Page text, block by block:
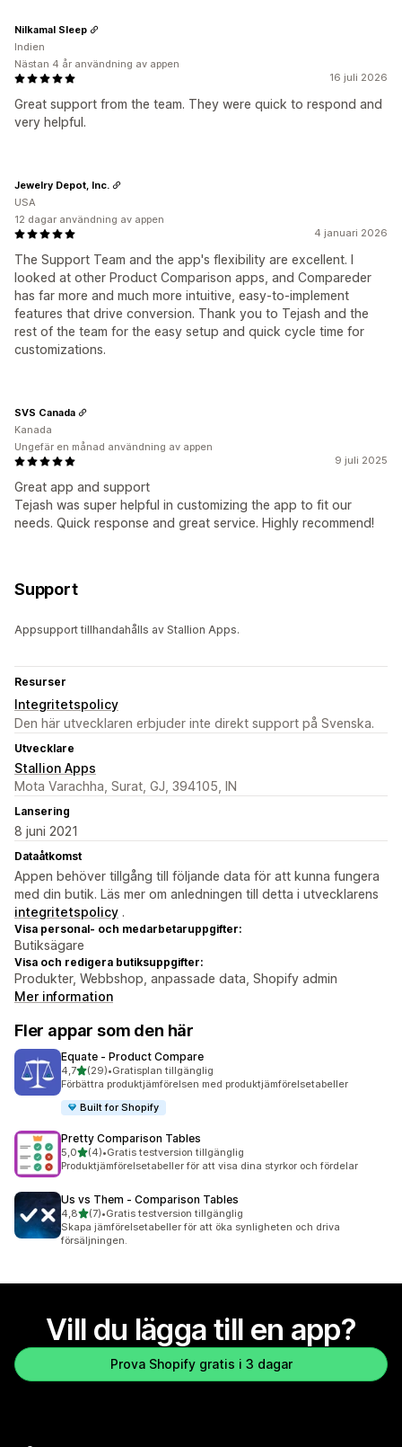
16 juli 2026
Great support from the team. They were quick to respond and
very helpful.
Nilkamal Sleep
Indien
Nästan 4 år användning av appen
4 januari 2026
The Support Team and the app's flexibility are excellent. I
looked at other Product Comparison apps, and Compareder
has far more and much more intuitive, easy-to-implement
features that drive conversion. Thank you to Tejash and the
rest of the team for the easy setup and quick cycle time for
customizations.
Jewelry Depot, Inc.
USA
12 dagar användning av appen
9 juli 2025
Great app and support
Tejash was super helpful in customizing the app to fit our
needs. Quick response and great service. Highly recommend!
SVS Canada
Kanada
Ungefär en månad användning av appen
Support
Appsupport tillhandahålls av Stallion Apps.
Resurser
Integritetspolicy
Den här utvecklaren erbjuder inte direkt support på Svenska.
Utvecklare
Stallion Apps
Mota Varachha, Surat, GJ, 394105, IN
Lansering
8 juni 2021
Dataåtkomst
Appen behöver tillgång till följande data för att kunna fungera
med din butik. Läs mer om anledningen till detta i utvecklarens
integritetspolicy .
Visa personal- och medarbetaruppgifter:
Butiksägare
Visa och redigera butiksuppgifter:
Produkter, Webbshop, anpassade data, Shopify admin
Mer information
Fler appar som den här
Equate ‑ Product Compare
4,7av 5 stjärnor
(29)
29 recensioner totalt
•Gratisplan tillgänglig
Förbättra produktjämförelsen med produktjämförelsetabeller
Built for Shopify
Pretty Comparison Tables
5,0av 5 stjärnor
(4)
4 recensioner totalt
•Gratis testversion tillgänglig
Produktjämförelsetabeller för att visa dina styrkor och fördelar
Us vs Them ‑ Comparison Tables
4,8av 5 stjärnor
(7)
7 recensioner totalt
•Gratis testversion tillgänglig
Skapa jämförelsetabeller för att öka synligheten och driva
försäljningen.
Vill du lägga till en app?
Prova Shopify gratis i 3 dagar